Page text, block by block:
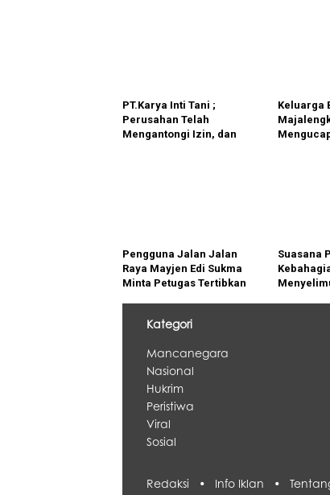
PT.Karya Inti Tani ;
Perusahan Telah
Mengantongi Izin, dan
Keluarga
Pengguna Jalan Jalan
Raya Mayjen Edi Sukma
Minta Petugas Tertibkan
Suasana
Unpad,
Kategori
Mancanegara
Nasional
Hukrim
Peristiwa
Viral
Sosial
Redaksi • Info Iklan •